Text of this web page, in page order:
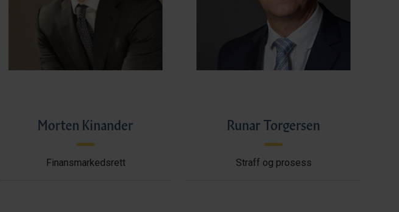
Morten Kinander
Finansmarkedsrett
Runar Torgersen
Straff og prosess